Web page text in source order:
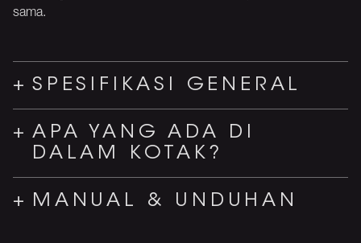
sama.
SPESIFIKASI GENERAL
APA YANG ADA DI
DALAM KOTAK?
MANUAL & UNDUHAN